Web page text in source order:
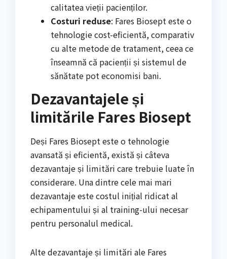
calitatea vieții pacienților.
Costuri reduse: Fares Biosept este o
tehnologie cost-eficientă, comparativ
cu alte metode de tratament, ceea ce
înseamnă că pacienții și sistemul de
sănătate pot economisi bani.
Dezavantajele și
limitările Fares Biosept
Deși Fares Biosept este o tehnologie
avansată și eficientă, există și câteva
dezavantaje și limitări care trebuie luate în
considerare. Una dintre cele mai mari
dezavantaje este costul inițial ridicat al
echipamentului și al training-ului necesar
pentru personalul medical.
Alte dezavantaje și limitări ale Fares